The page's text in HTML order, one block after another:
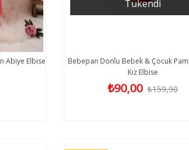
Abiye Elbise
Tükendi
Bebepan Donlu Bebek & Çocuk
Kız Elbise
₺90,00 ₺159,90